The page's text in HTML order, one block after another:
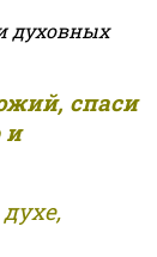
духовных
спаси
и